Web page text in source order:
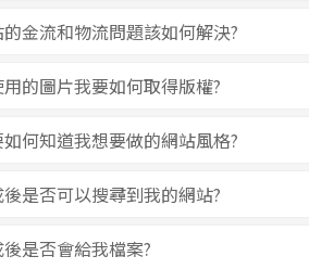
金流和物流問題該如何解決?
的圖片我要如何取得版權?
何知道我想要做的網站風格?
是否可以搜尋到我的網站?
是否會給我檔案?